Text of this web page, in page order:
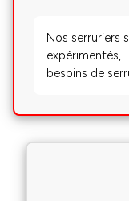
Nos serruriers
besoins de